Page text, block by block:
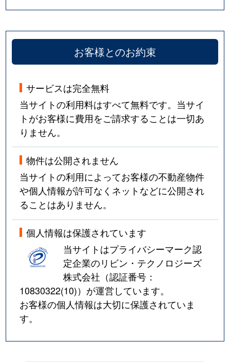
お客様とのお約束
サービスは完全無料
当サイトの利用料はすべて無料です。当サイ
トがお客様に費用をご請求することは一切あ
りません。
物件は公開されません
当サイトの利用によってお客様の不動産物件
や個人情報が許可なくネットなどに公開され
ることはありません。
個人情報は保護されています
当サイトはプライバシーマーク認
定企業のリビン・テクノロジーズ
株式会社（認証番号：
10830322(10)）が運営しています。
お客様の個人情報は大切に保護されていま
す。